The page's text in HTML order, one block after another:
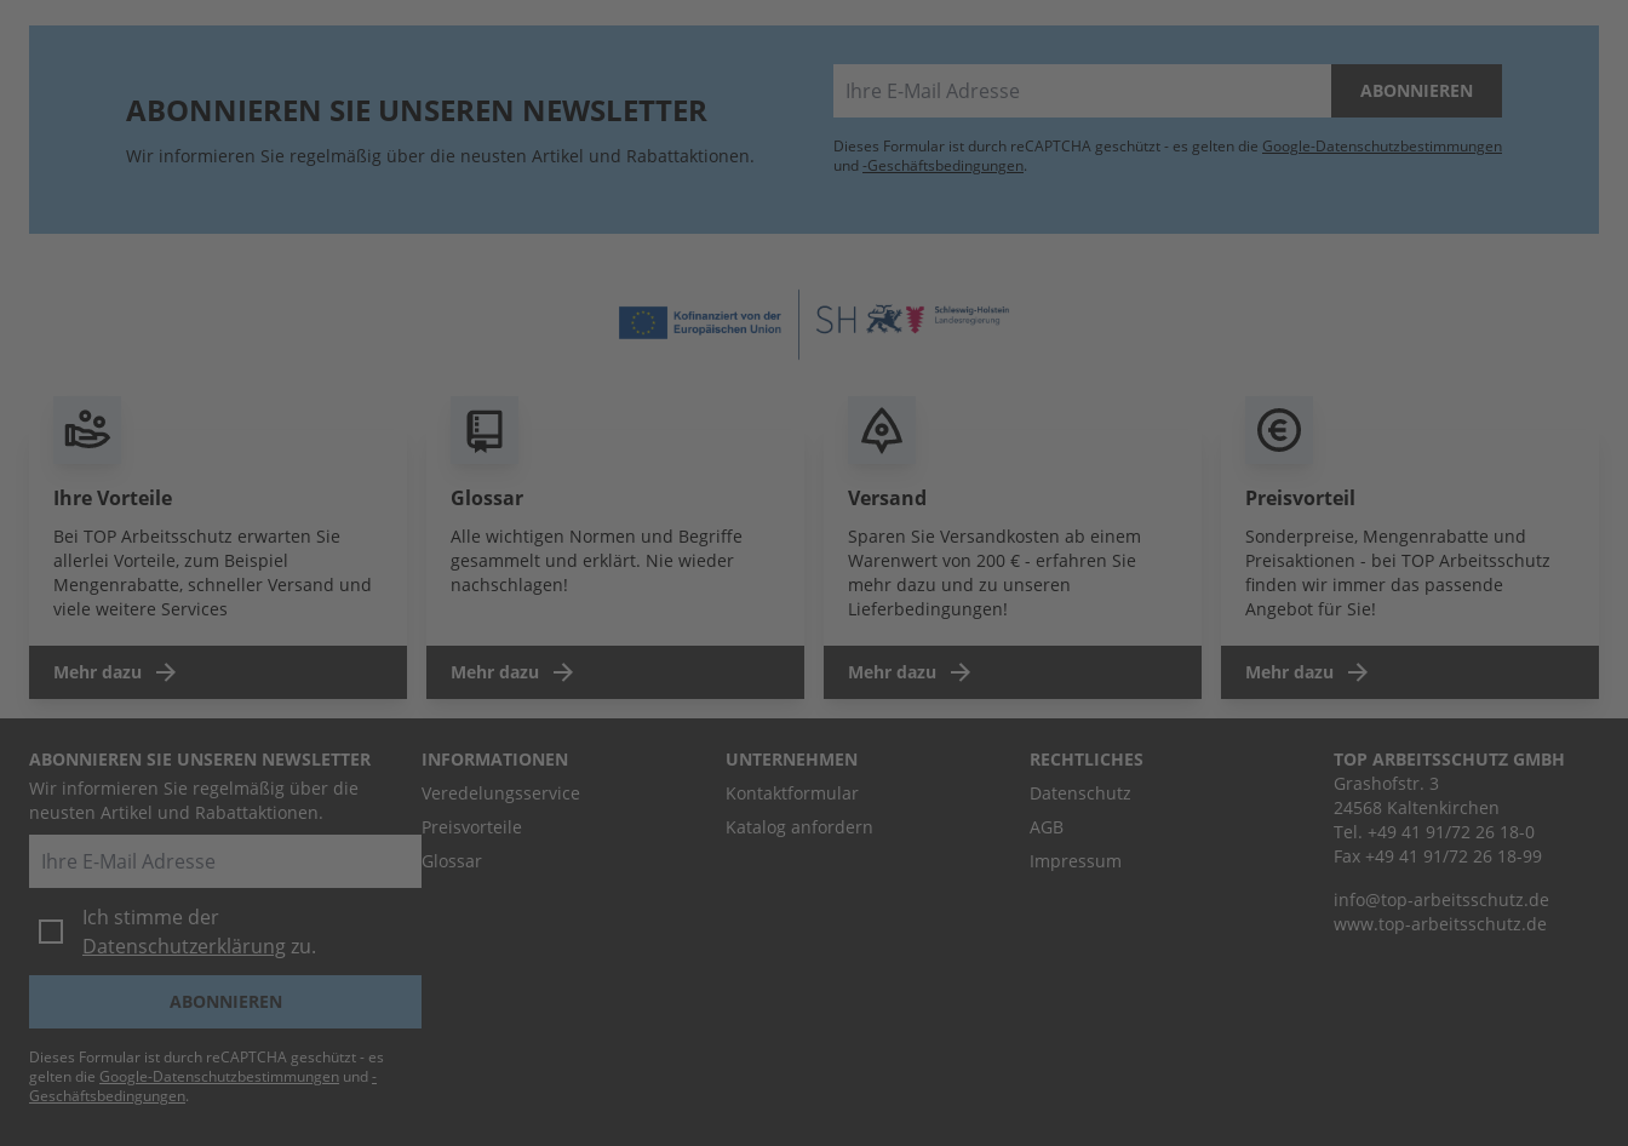
ABONNIEREN SIE UNSEREN NEWSLETTER
Wir informieren Sie regelmäßig über die neusten Artikel und Rabattaktionen.
E-Mail ABONNIEREN
Dieses Formular ist durch reCAPTCHA geschützt - es gelten die Google-Datenschutzbestimmungen
und -Geschäftsbedingungen.
Ihre Vorteile
Bei TOP Arbeitsschutz erwarten Sie
allerlei Vorteile, zum Beispiel
Mengenrabatte, schneller Versand und
viele weitere Services
Mehr dazu
Glossar
Alle wichtigen Normen und Begriffe
gesammelt und erklärt. Nie wieder
nachschlagen!
Mehr dazu
Versand
Sparen Sie Versandkosten ab einem
Warenwert von 200 € - erfahren Sie
mehr dazu und zu unseren
Lieferbedingungen!
Mehr dazu
Preisvorteil
Sonderpreise, Mengenrabatte und
Preisaktionen - bei TOP Arbeitsschutz
finden wir immer das passende
Angebot für Sie!
Mehr dazu
ABONNIEREN SIE UNSEREN NEWSLETTER
Wir informieren Sie regelmäßig über die
neusten Artikel und Rabattaktionen.
E-Mail
Ich stimme der
Datenschutzerklärung zu.
ABONNIEREN
Dieses Formular ist durch reCAPTCHA geschützt - es
gelten die Google-Datenschutzbestimmungen und -
Geschäftsbedingungen.
INFORMATIONEN
Veredelungsservice
Preisvorteile
Glossar
UNTERNEHMEN
Kontaktformular
Katalog anfordern
RECHTLICHES
Datenschutz
AGB
Impressum
TOP ARBEITSSCHUTZ GMBH
Grashofstr. 3
24568 Kaltenkirchen
Tel. +49 41 91/72 26 18-0
Fax +49 41 91/72 26 18-99
info@top-arbeitsschutz.de
www.top-arbeitsschutz.de